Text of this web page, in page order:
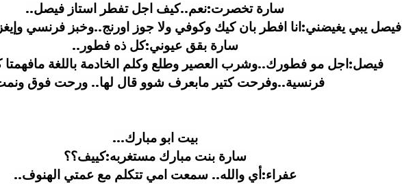
سارة تخصرت:نعم..كيف اجل تفطر استاز فيصل..
فيصل يبي يغيضني:انا افطر بان كيك وكوفي ولا جوز اورنج..وخبز فرنسي
سارة بقق عيوني:كل ذه فطور ..
فيصل:اجل مو فطورك..وشرب العصير وطلع وكلم الخادمة باللغة مافهمتا
فرنسية..وفرحت كتير مابعرف شوو قال لها.. ورحت فوق
بيت ابو مبارك...
سارة بنت مبارك مستغربه:كييف؟؟
عفراء:أي والله.. سمعت امي تتكلم مع عمتي الهنوف..